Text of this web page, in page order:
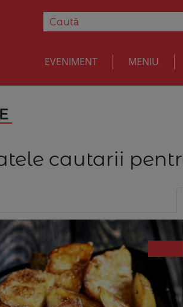
EVENIMENT MENIU
cautarii